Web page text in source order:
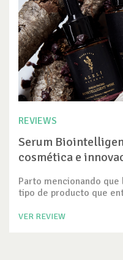
REVIEWS
Serum
cosmética e
Parto mencionando
tipo de producto que
VER REVIEW